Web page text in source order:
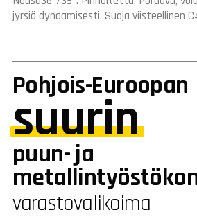
jyrsiä dynaamisesti. Suoja viisteellinen
Pohjois-Euroopan
suurin
puun- ja
varastovalikoima